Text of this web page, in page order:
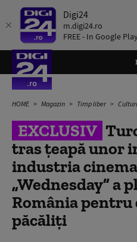
Digi24
m.digi24.ro
FREE - In Google Play
HOME Magazin Timp liber
EXCLUSIV
tras țeapă unor
industria
„Wednesday” a
România pentru
păcăliți